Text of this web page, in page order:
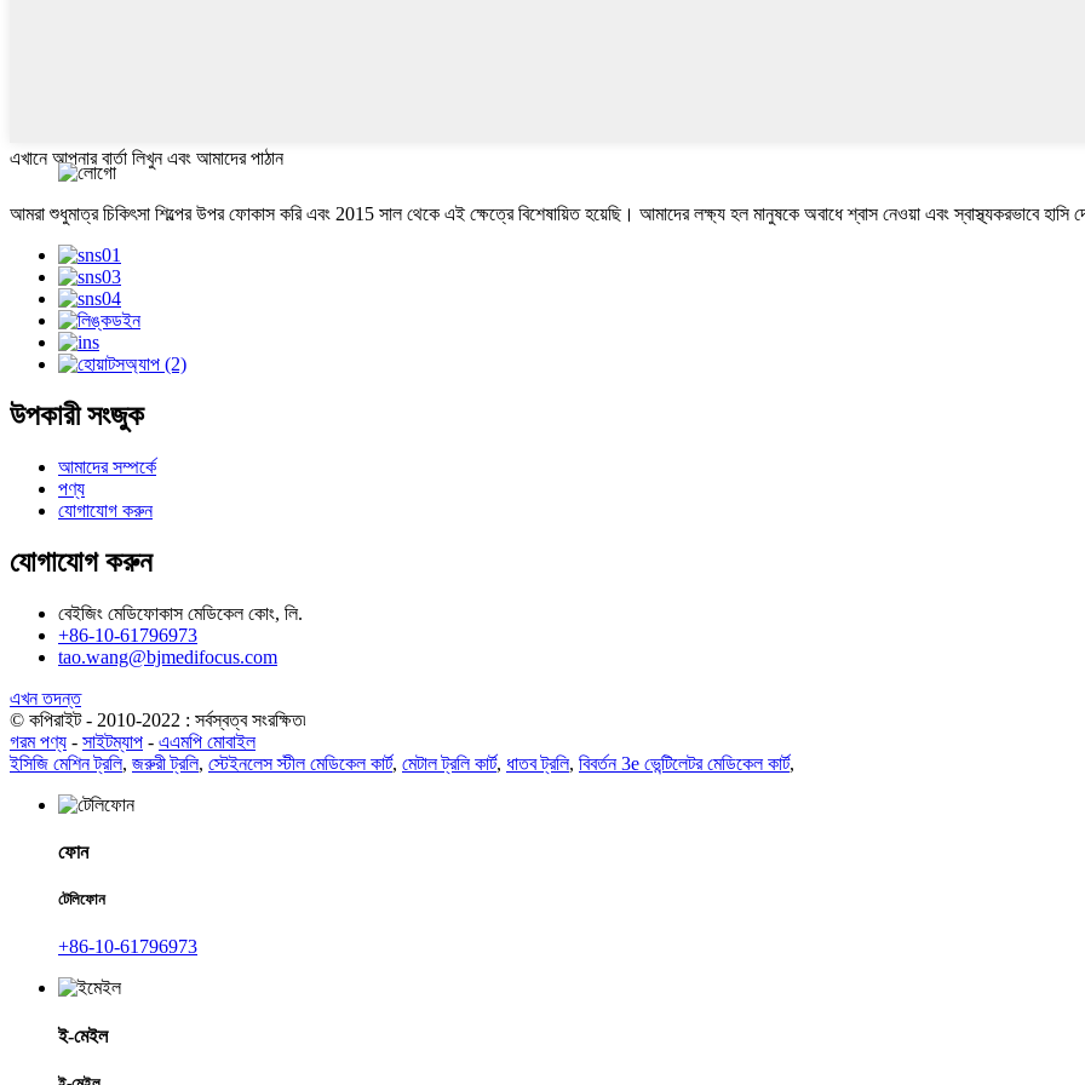
এখানে আপনার বার্তা লিখুন এবং আমাদের পাঠান
আমরা শুধুমাত্র চিকিৎসা শিল্পের উপর ফোকাস করি এবং 2015 সাল থেকে এই ক্ষেত্রে বিশেষায়িত হয়েছি। আমাদের লক্ষ্য হল মানুষকে অবাধে শ্বাস নেওয়া এবং স্বাস্থ্যকরভাবে হাসি
উপকারী সংজুক
আমাদের সম্পর্কে
পণ্য
যোগাযোগ করুন
যোগাযোগ করুন
বেইজিং মেডিফোকাস মেডিকেল কোং, লি.
+86-10-61796973
tao.wang@bjmedifocus.com
এখন তদন্ত
© কপিরাইট - 2010-2022 : সর্বস্বত্ব সংরক্ষিত৷
গরম পণ্য - সাইটম্যাপ - এএমপি মোবাইল
ইসিজি মেশিন ট্রলি, জরুরী ট্রলি, স্টেইনলেস স্টীল মেডিকেল কার্ট, মেটাল ট্রলি কার্ট, ধাতব ট্রলি, বিবর্তন 3e ভেন্টিলেটর মেডিকেল কার্ট,
ফোন
টেলিফোন
+86-10-61796973
ই-মেইল